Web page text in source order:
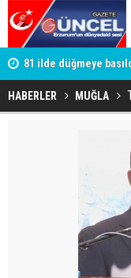
81 ilde düğmeye
görevlisi
HABERLER MUĞLA